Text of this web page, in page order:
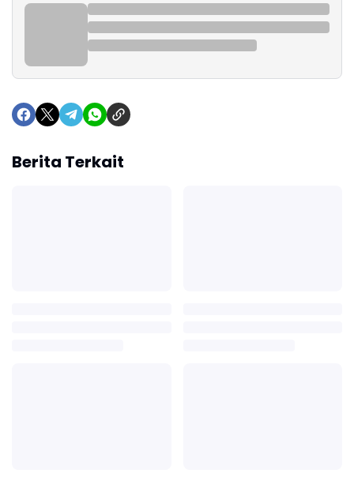
Berita Terkait